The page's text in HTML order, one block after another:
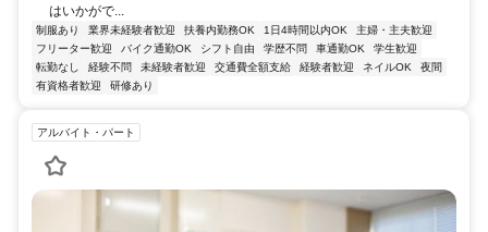
はいかがで...
制服あり 業界未経験者歓迎 扶養内勤務OK 1日4時間以内OK
主婦・主夫歓迎
フリーター歓迎
バイク通勤OK シフト自由 学歴不問 車通勤OK
学生歓迎
転勤なし
経験不問 未経験者歓迎 交通費全額支給 経験者歓迎 ネイルOK
夜間
有資格者歓迎
研修あり
アルバイト・パート